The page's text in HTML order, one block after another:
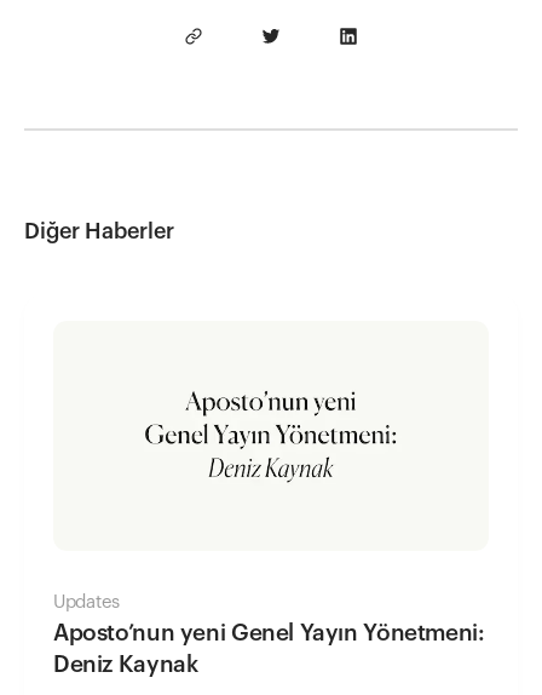
Diğer Haberler
Updates
Aposto’nun yeni Genel Yayın Yönetmeni:
Deniz Kaynak